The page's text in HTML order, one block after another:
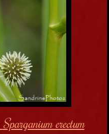
Sparganium erectum